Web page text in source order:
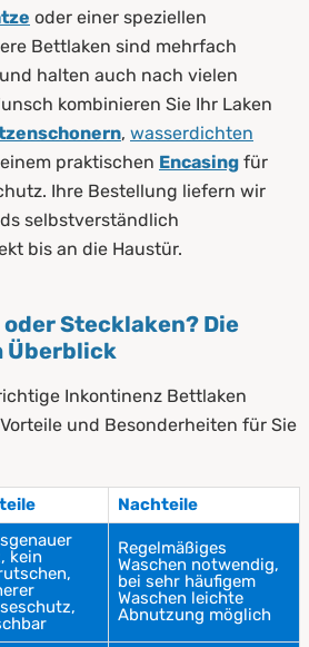
oder einer speziellen
Bettlaken sind mehrfach
halten auch nach vielen
kombinieren Sie Ihr Laken
, wasserdichten
praktischen Encasing für
Ihre Bestellung liefern wir
selbstverständlich
bis an die Haustür.
Stecklaken? Die
Überblick
Inkontinenz Bettlaken
und Besonderheiten für Sie
Nachteile
kein
Regelmäßiges
Waschen notwendig,
bei sehr häufigem
Waschen leichte
Abnutzung möglich